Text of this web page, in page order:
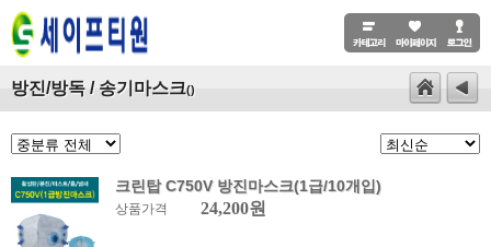
방진/방독 / 송기마스크()
크린탑 C750V 방진마스크(1급/10개입)
상품가격 24,200원